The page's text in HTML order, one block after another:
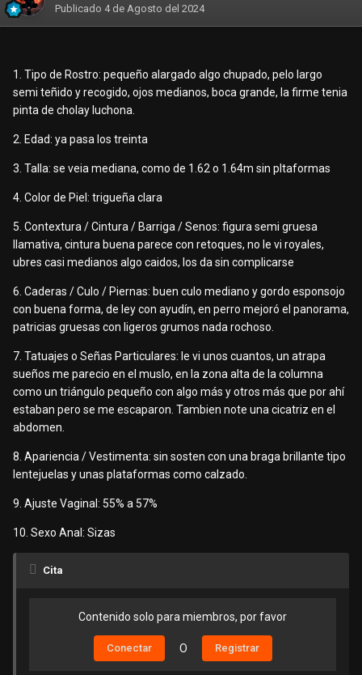
Publicado 4 de Agosto del 2024
1. Tipo de Rostro: pequeño alargado algo chupado, pelo largo
semi teñido y recogido, ojos medianos, boca grande, la firme tenia
pinta de cholay luchona.
2. Edad: ya pasa los treinta
3. Talla: se veia mediana, como de 1.62 o 1.64m sin pltaformas
4. Color de Piel: trigueña clara
5. Contextura / Cintura / Barriga / Senos: figura semi gruesa
llamativa, cintura buena parece con retoques, no le vi royales,
ubres casi medianos algo caidos, los da sin complicarse
6. Caderas / Culo / Piernas: buen culo mediano y gordo esponsojo
con buena forma, de ley con ayudín, en perro mejoró el panorama,
patricias gruesas con ligeros grumos nada rochoso.
7. Tatuajes o Señas Particulares: le vi unos cuantos, un atrapa
sueños me parecio en el muslo, en la zona alta de la columna
como un triángulo pequeño con algo más y otros más que por ahí
estaban pero se me escaparon. Tambien note una cicatriz en el
abdomen.
8. Apariencia / Vestimenta: sin sosten con una braga brillante tipo
lentejuelas y unas plataformas como calzado.
9. Ajuste Vaginal: 55% a 57%
10. Sexo Anal: Sizas
Cita
Contenido solo para miembros, por favor
Conectar O Registrar